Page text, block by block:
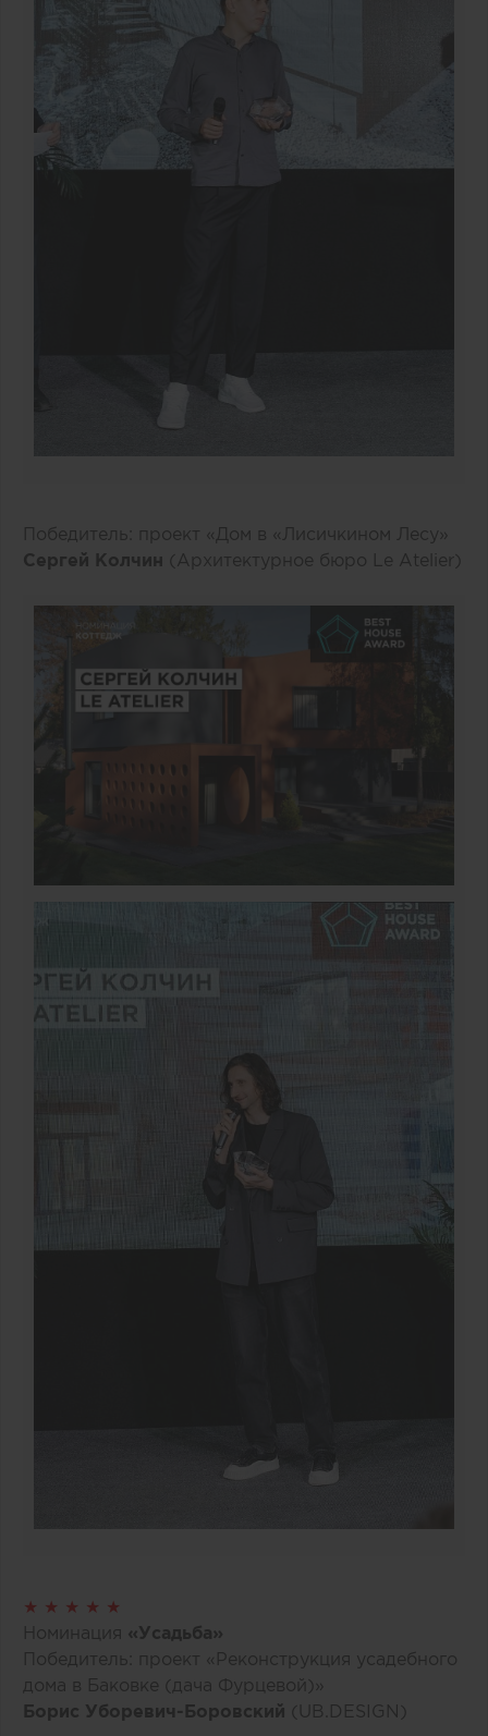
Победитель: проект «Дом в «Лисичкином Лесу»
Сергей Колчин (Архитектурное бюро Le Atelier)
★ ★ ★ ★ ★
Номинация «Усадьба»
Победитель: проект «Реконструкция усадебного
дома в Баковке (дача Фурцевой)»
Борис Уборевич-Боровский (UB.DESIGN)